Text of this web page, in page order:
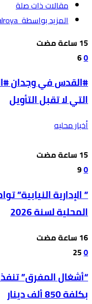
‫مقالات ذات صلة‬
‫‫المزيد بواسطة‬ ‬ alroya
0
6
#القدس في وجدان
التي لا تقبل التأويل
أخبار محليه
0
9
” الإدارية النيابية”
المحلية لسنة 2026
0
25
بكلفة 850 ألف دينار